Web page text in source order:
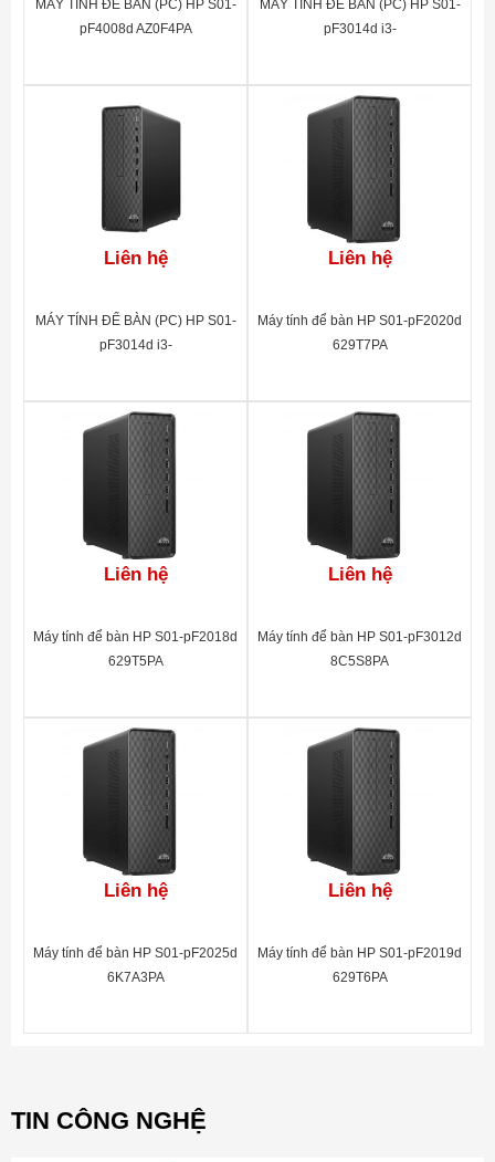
Xuất xứ China
MÁY TÍNH ĐỂ BÀN (PC) HP S01-
pF4008d AZ0F4PA
MÁY TÍNH ĐỂ BÀN (PC) HP S01-
pF3014d i3-
ĐEN(A00B0PA)
Liên hệ
MÁY TÍNH ĐỂ BÀN (PC) HP S01-
pF3014d i3-
ĐEN(A00B0PA)
Liên hệ
Máy tính để bàn HP S01-pF2020d
629T7PA
Liên hệ
Máy tính để bàn HP S01-pF2018d
629T5PA
Liên hệ
Máy tính để bàn HP S01-pF3012d
8C5S8PA
Liên hệ
Máy tính để bàn HP S01-pF2025d
6K7A3PA
Liên hệ
Máy tính để bàn HP S01-pF2019d
629T6PA
TIN CÔNG NGHỆ